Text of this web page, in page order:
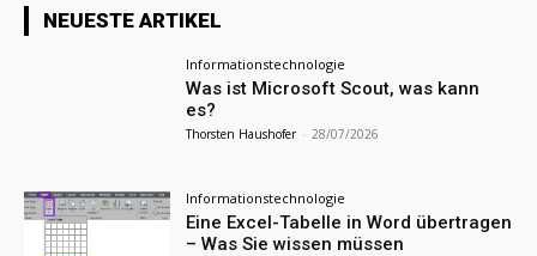
NEUESTE ARTIKEL
Informationstechnologie
Was ist Microsoft Scout, was kann
es?
Thorsten Haushofer - 28/07/2026
Informationstechnologie
Eine Excel-Tabelle in Word übertragen
– Was Sie wissen müssen